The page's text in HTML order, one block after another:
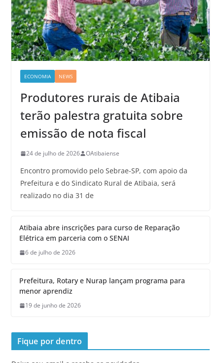
ECONOMIA NEWS
Produtores rurais de Atibaia
terão palestra gratuita sobre
emissão de nota fiscal
24 de julho de 2026 OAtibaiense
Encontro promovido pelo Sebrae-SP, com apoio da
Prefeitura e do Sindicato Rural de Atibaia, será
realizado no dia 31 de
Atibaia abre inscrições para curso de Reparação
Elétrica em parceria com o SENAI
6 de julho de 2026
Prefeitura, Rotary e Nurap lançam programa para
menor aprendiz
19 de junho de 2026
Fique por dentro